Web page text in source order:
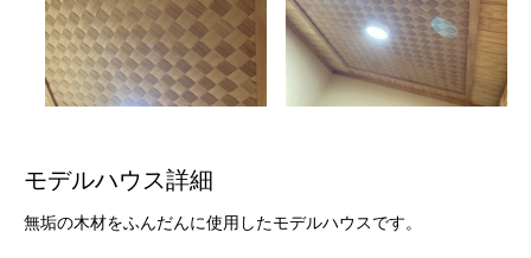
モデルハウス詳細
無垢の木材をふんだんに使用したモデルハウスです。